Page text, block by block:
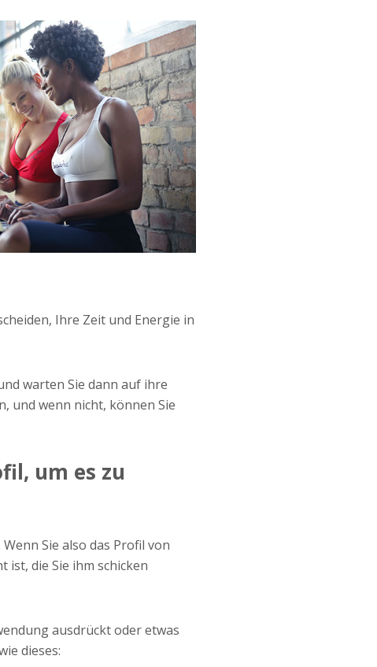
Ihre Zeit und Energie in
warten Sie dann auf ihre
und wenn nicht, können Sie
um es zu
Sie also das Profil von
ist, die Sie ihm schicken
ausdrückt oder etwas
dieses: